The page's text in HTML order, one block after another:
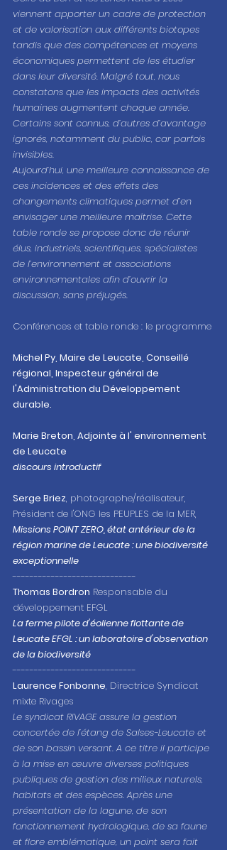
viennent apporter un cadre de protection
et de valorisation aux différents biotopes
tandis que des compétences et moyens
économiques permettent de les étudier
dans leur diversité. Malgré tout, nous
constatons que les impacts des activités
humaines augmentent chaque année.
Certains sont connus, d’autres d’avantage
ignorés, notamment du public, car parfois
invisibles.
Aujourd’hui, une meilleure connaissance de
ces incidences et des effets des
changements climatiques permet d’en
envisager une meilleure maîtrise. Cette
table ronde se propose donc de réunir
élus, industriels, scientifiques, spécialistes
de l’environnement et associations
environnementales afin d’ouvrir la
discussion, sans préjugés.
Conférences et table ronde : le programme
Michel Py, Maire de Leucate, Conseillé
régional, Inspecteur général de
l'Administration du Développement
durable.
Marie Breton, Adjointe à l' environnement
de Leucate
discours introductif
Serge Briez, photographe/réalisateur,
Président de l'ONG les PEUPLES de la MER,
Missions POINT ZERO, état antérieur de la
région marine de Leucate : une biodiversité
exceptionnelle
-----------------------------
Thomas Bordron Responsable du
développement EFGL
La ferme pilote d'éolienne flottante de
Leucate EFGL : un laboratoire d'observation
de la biodiversité
-----------------------------
Laurence Fonbonne, Directrice Syndicat
mixte Rivages
Le syndicat RIVAGE assure la gestion
concertée de l’étang de Salses-Leucate et
de son bassin versant. A ce titre il participe
à la mise en œuvre diverses politiques
publiques de gestion des milieux naturels,
habitats et des espèces. Après une
présentation de la lagune, de son
fonctionnement hydrologique, de sa faune
et flore emblématique, un point sera fait